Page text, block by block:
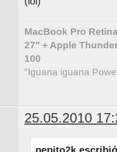
MacBook Pro
27" + Apple
100
"Iguana iguana
25.05.2010